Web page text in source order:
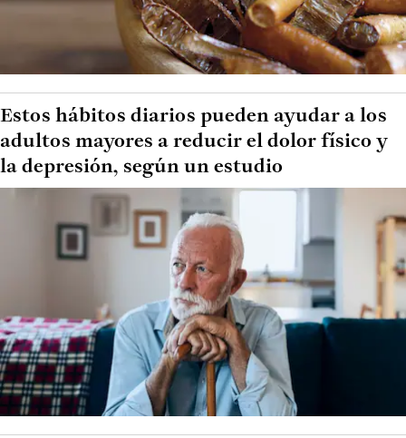
Estos hábitos diarios pueden ayudar a los
adultos mayores a reducir el dolor físico y
la depresión, según un estudio